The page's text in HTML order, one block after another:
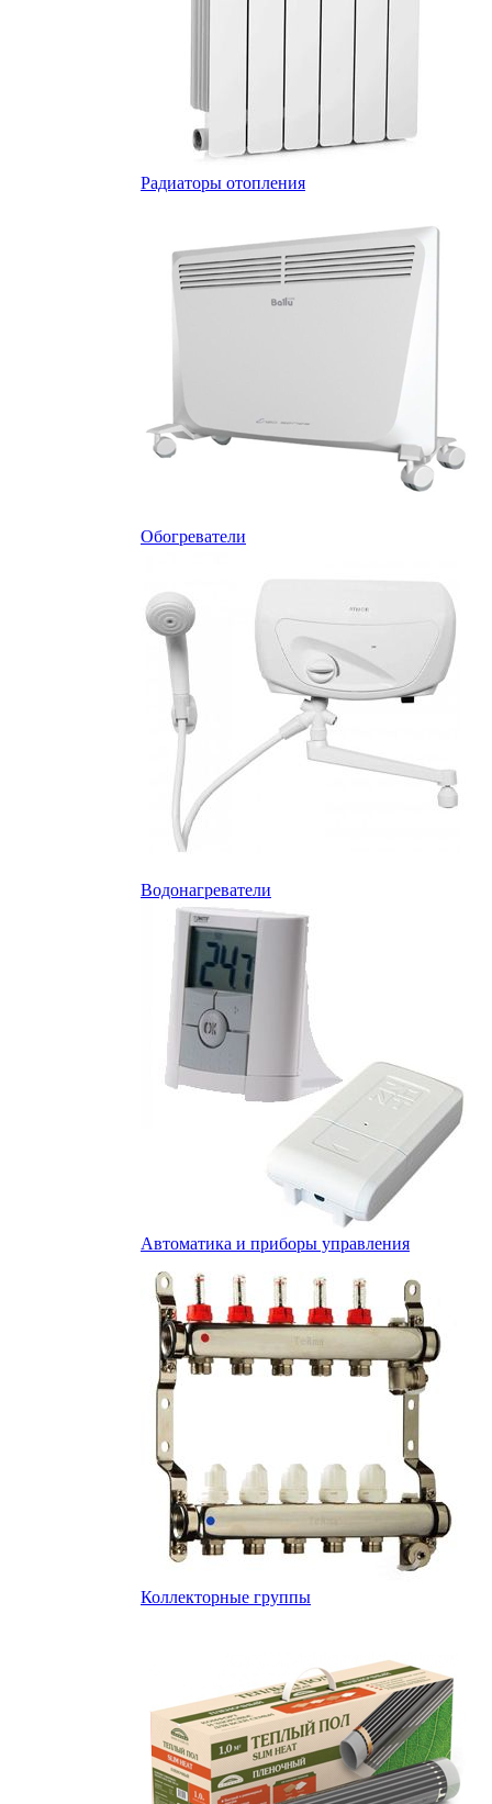
Радиаторы отопления
Обогреватели
Водонагреватели
Автоматика и приборы управления
Коллекторные группы